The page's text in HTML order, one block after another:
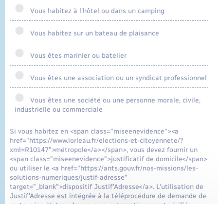
Vous habitez à l'hôtel ou dans un camping
Vous habitez sur un bateau de plaisance
Vous êtes marinier ou batelier
Vous êtes une association ou un syndicat professionnel
Vous êtes une société ou une personne morale, civile,
industrielle ou commerciale
Si vous habitez en <span class="miseenevidence"><a
href="https://www.lorleau.fr/elections-et-citoyennete/?
xml=R10147">métropole</a></span>, vous devez fournir un
<span class="miseenevidence">justificatif de domicile</span>
ou utiliser le <a href="https://ants.gouv.fr/nos-missions/les-
solutions-numeriques/justif-adresse"
target="_blank">dispositif Justif'Adresse</a>. L'utilisation de
Justif'Adresse est intégrée à la téléprocédure de demande de